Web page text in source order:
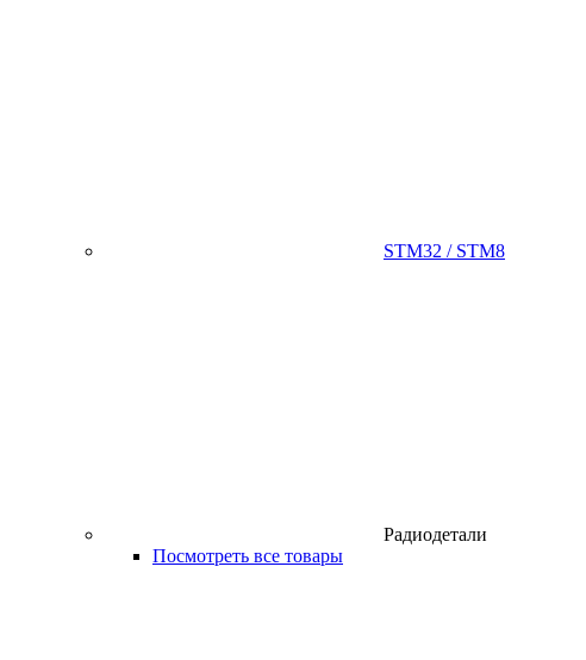
STM32 / STM8
Радиодетали
Посмотреть все товары